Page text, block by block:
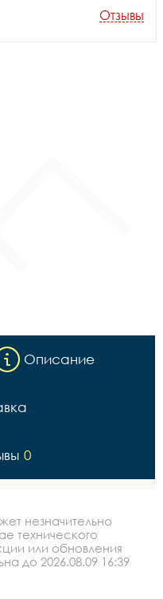
Отзывы
Описание
0
незначительно
технического
или обновления
до 2026.08.09 16:39